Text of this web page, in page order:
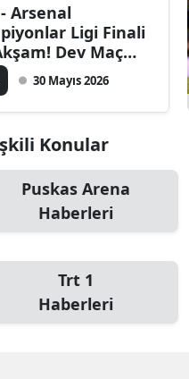
- Arsenal
Ligi Finali
Dev Maç
İşte Saat ve
11'ler
30 Mayıs 2026
Konular
Puskas Arena
Haberleri
Trt 1
Haberleri